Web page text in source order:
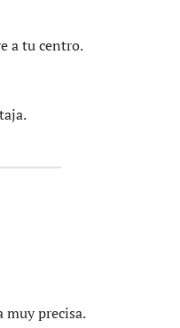
a tu centro.
muy precisa.